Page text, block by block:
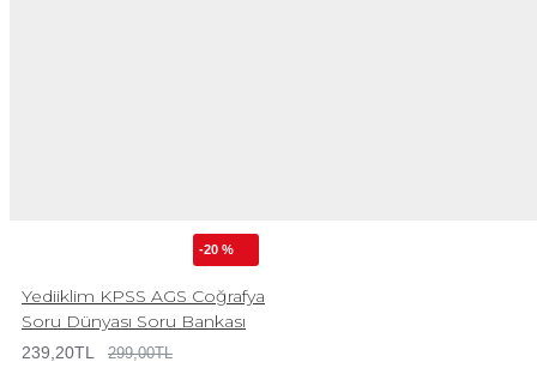
-20 %
Yediiklim KPSS AGS Coğrafya
Soru Dünyası Soru Bankası
239,20TL 299,00TL